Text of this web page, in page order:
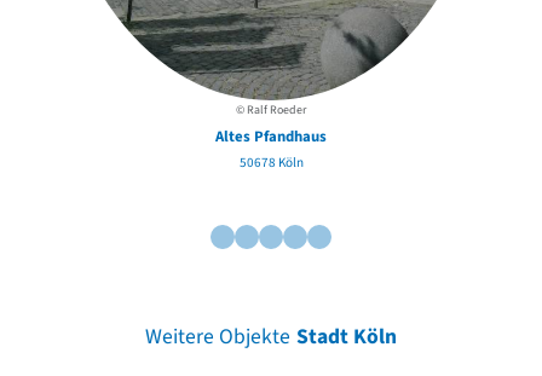
© Ralf Roeder
Altes Pfandhaus
50678 Köln
Weitere Objekte Stadt Köln